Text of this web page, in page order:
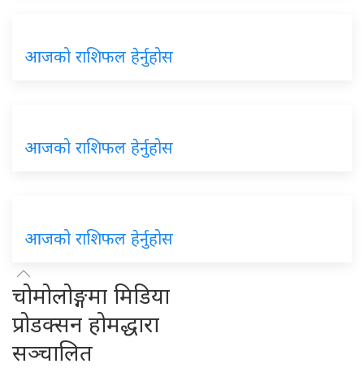
आजको राशिफल हेर्नुहोस
आजको राशिफल हेर्नुहोस
आजको राशिफल हेर्नुहोस
चोमोलोङ्गमा मिडिया
प्रोडक्सन होमद्धारा
सञ्चालित